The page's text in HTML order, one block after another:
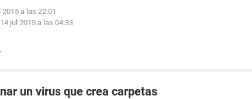
2015 a las 22:01
14 jul 2015 a las 04:33
un virus que crea carpetas